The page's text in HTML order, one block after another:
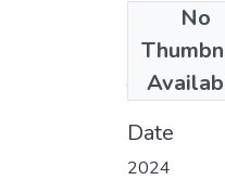
No
Grado de
Date
2024